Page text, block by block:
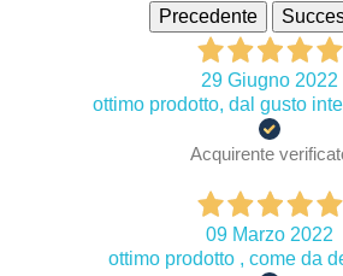
Precedente
29 Giugno 2022
ottimo prodotto, dal gusto
Acquirente
09 Marzo 2022
ottimo prodotto , come da